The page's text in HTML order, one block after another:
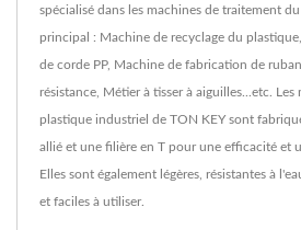
spécialisé dans les machines de traitement
principal : Machine de recyclage du
de corde PP, Machine de fabrication de
résistance, Métier à tisser à aiguilles...etc.
plastique industriel de TON KEY sont
allié et une filière en T pour une efficacité et
Elles sont également légères, résistantes à
et faciles à utiliser.